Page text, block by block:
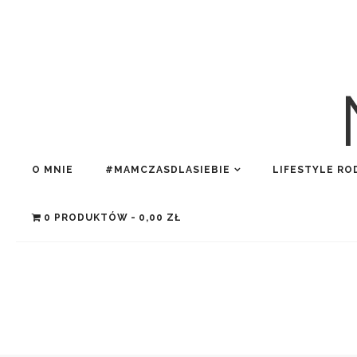
O MNIE #MAMCZASDLASIEBIE LIFESTYLE
0 PRODUKTÓW 0,00 ZŁ